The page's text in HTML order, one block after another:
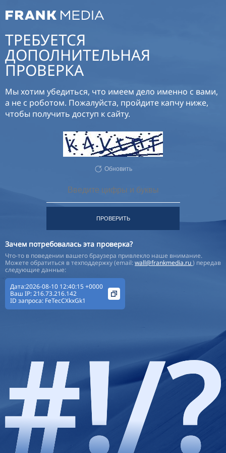
ТРЕБУЕТСЯ
ДОПОЛНИТЕЛЬНАЯ
ПРОВЕРКА
Мы хотим убедиться, что имеем дело именно с вами,
а не с роботом. Пожалуйста, пройдите капчу ниже,
чтобы получить доступ к сайту.
Обновить
ПРОВЕРИТЬ
Зачем потребовалась эта проверка?
Что-то в поведении вашего браузера привлекло наше внимание.
Можете обратиться в техподдержку (email:wall@frankmedia.ru) передав
следующие данные:
Дата:2026-08-10 12:40:15 +0000
Ваш IP:216.73.216.142
ID запроса: FeTecCXkxGk1